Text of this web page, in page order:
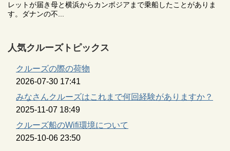
レットが届き母と横浜からカンボジアまで乗船したことがありま
す。ダナンの不...
人気クルーズトピックス
クルーズの際の荷物
2026-07-30 17:41
みなさんクルーズはこれまで何回経験がありますか？
2025-11-07 18:49
クルーズ船のWifi環境について
2025-10-06 23:50